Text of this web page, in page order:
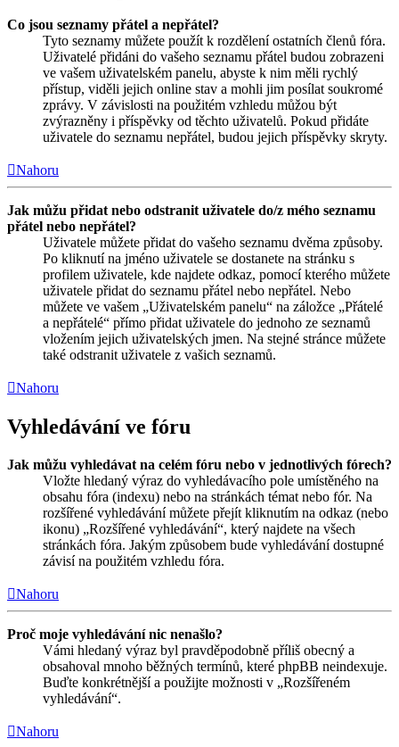
Co jsou seznamy přátel a nepřátel?
Tyto seznamy můžete použít k rozdělení ostatních členů fóra.
Uživatelé přidáni do vašeho seznamu přátel budou zobrazeni
ve vašem uživatelském panelu, abyste k nim měli rychlý
přístup, viděli jejich online stav a mohli jim posílat soukromé
zprávy. V závislosti na použitém vzhledu můžou být
zvýrazněny i příspěvky od těchto uživatelů. Pokud přidáte
uživatele do seznamu nepřátel, budou jejich příspěvky skryty.
Nahoru
Jak můžu přidat nebo odstranit uživatele do/z mého seznamu
přátel nebo nepřátel?
Uživatele můžete přidat do vašeho seznamu dvěma způsoby.
Po kliknutí na jméno uživatele se dostanete na stránku s
profilem uživatele, kde najdete odkaz, pomocí kterého můžete
uživatele přidat do seznamu přátel nebo nepřátel. Nebo
můžete ve vašem „Uživatelském panelu“ na záložce „Přátelé
a nepřátelé“ přímo přidat uživatele do jednoho ze seznamů
vložením jejich uživatelských jmen. Na stejné stránce můžete
také odstranit uživatele z vašich seznamů.
Nahoru
Vyhledávání ve fóru
Jak můžu vyhledávat na celém fóru nebo v jednotlivých fórech?
Vložte hledaný výraz do vyhledávacího pole umístěného na
obsahu fóra (indexu) nebo na stránkách témat nebo fór. Na
rozšířené vyhledávání můžete přejít kliknutím na odkaz (nebo
ikonu) „Rozšířené vyhledávání“, který najdete na všech
stránkách fóra. Jakým způsobem bude vyhledávání dostupné
závisí na použitém vzhledu fóra.
Nahoru
Proč moje vyhledávání nic nenašlo?
Vámi hledaný výraz byl pravděpodobně příliš obecný a
obsahoval mnoho běžných termínů, které phpBB neindexuje.
Buďte konkrétnější a použijte možnosti v „Rozšířeném
vyhledávání“.
Nahoru